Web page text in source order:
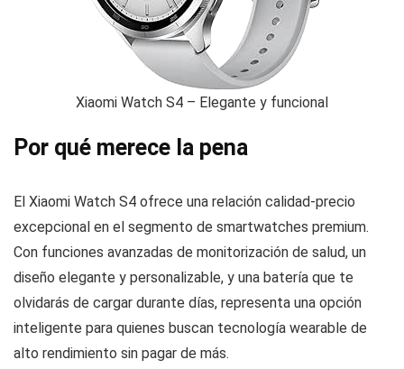
Xiaomi Watch S4 – Elegante y funcional
Por qué merece la pena
El Xiaomi Watch S4 ofrece una relación calidad-precio
excepcional en el segmento de smartwatches premium.
Con funciones avanzadas de monitorización de salud, un
diseño elegante y personalizable, y una batería que te
olvidarás de cargar durante días, representa una opción
inteligente para quienes buscan tecnología wearable de
alto rendimiento sin pagar de más.